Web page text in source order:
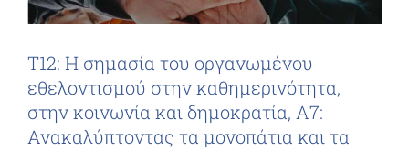
Τ12: Η σημασία του οργανωμένου
εθελοντισμού στην καθημερινότητα,
στην κοινωνία και δημοκρατία, Α7:
Ανακαλύπτοντας τα μονοπάτια και τα